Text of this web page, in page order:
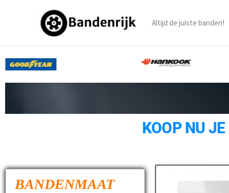
inhoud
Altijd de juiste banden!
KOOP NU
BANDENMAAT